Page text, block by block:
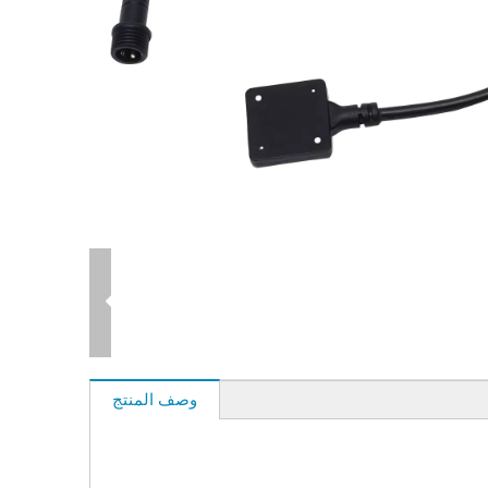
وصف المنتج